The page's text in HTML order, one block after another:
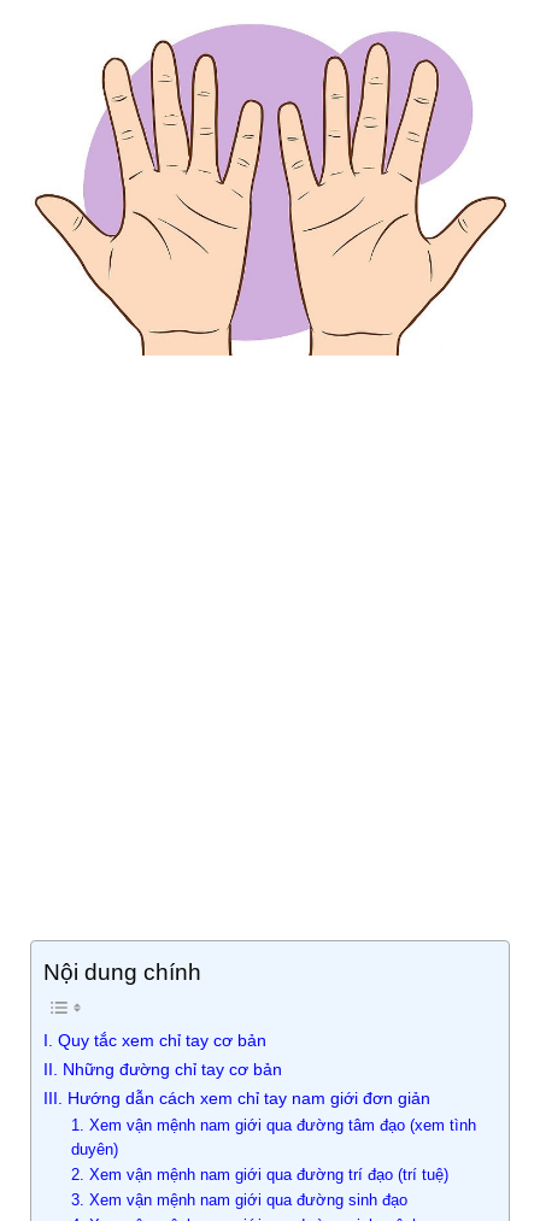
Nội dung chính
I. Quy tắc xem chỉ tay cơ bản
II. Những đường chỉ tay cơ bản
III. Hướng dẫn cách xem chỉ tay nam giới đơn giản
1. Xem vận mệnh nam giới qua đường tâm đạo (xem tình
duyên)
2. Xem vận mệnh nam giới qua đường trí đạo (trí tuệ)
3. Xem vận mệnh nam giới qua đường sinh đạo